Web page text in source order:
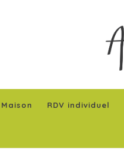
Maison RDV individuel